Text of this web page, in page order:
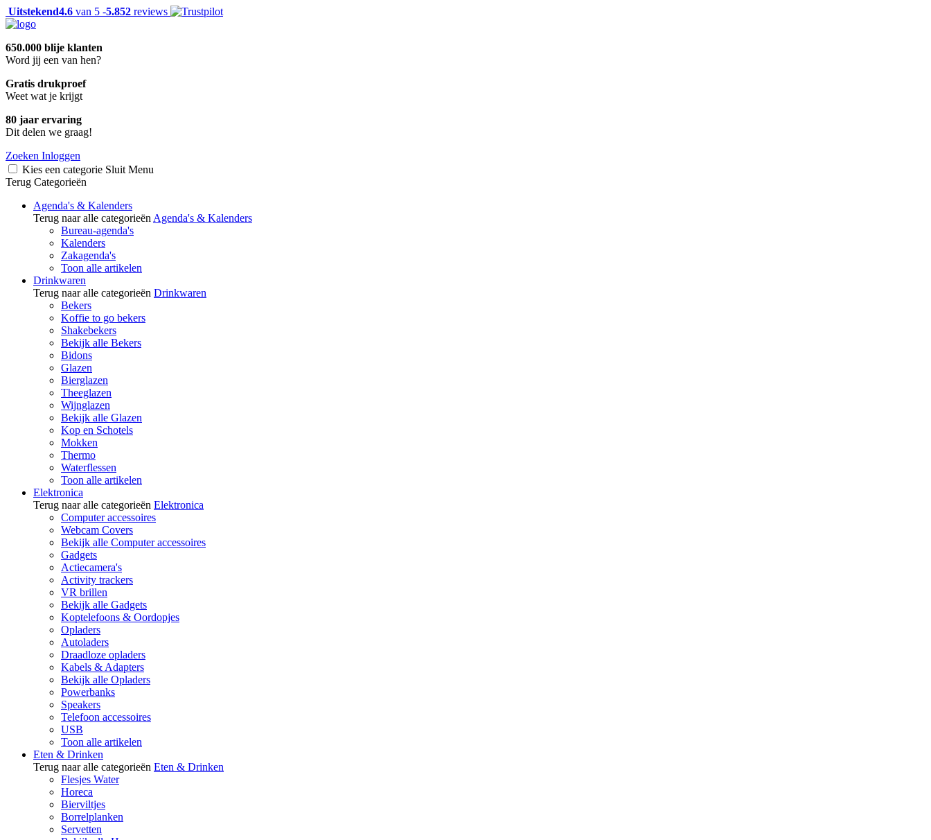
Uitstekend4.6 van 5 -5.852 reviews
650.000 blije klanten
Word jij een van hen?
Gratis drukproef
Weet wat je krijgt
80 jaar ervaring
Dit delen we graag!
Zoeken Inloggen
Kies een categorie Sluit Menu
Terug Categorieën
Agenda's & Kalenders
Terug naar alle categorieën Agenda's & Kalenders
Bureau-agenda's
Kalenders
Zakagenda's
Toon alle artikelen
Drinkwaren
Terug naar alle categorieën Drinkwaren
Bekers
Koffie to go bekers
Shakebekers
Bekijk alle Bekers
Bidons
Glazen
Bierglazen
Theeglazen
Wijnglazen
Bekijk alle Glazen
Kop en Schotels
Mokken
Thermo
Waterflessen
Toon alle artikelen
Elektronica
Terug naar alle categorieën Elektronica
Computer accessoires
Webcam Covers
Bekijk alle Computer accessoires
Gadgets
Actiecamera's
Activity trackers
VR brillen
Bekijk alle Gadgets
Koptelefoons & Oordopjes
Opladers
Autoladers
Draadloze opladers
Kabels & Adapters
Bekijk alle Opladers
Powerbanks
Speakers
Telefoon accessoires
USB
Toon alle artikelen
Eten & Drinken
Terug naar alle categorieën Eten & Drinken
Flesjes Water
Horeca
Bierviltjes
Borrelplanken
Servetten